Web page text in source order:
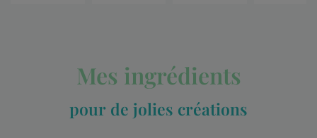
Mes ingrédients
pour de jolies créations